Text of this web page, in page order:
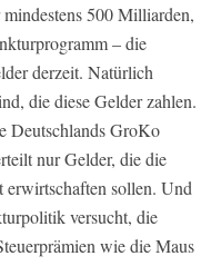
500 Milliarden,
– die
derzeit. Natürlich
die diese Gelder zahlen.
Deutschlands GroKo
nur Gelder, die die
erwirtschaften sollen. Und
versucht, die
wie die Maus